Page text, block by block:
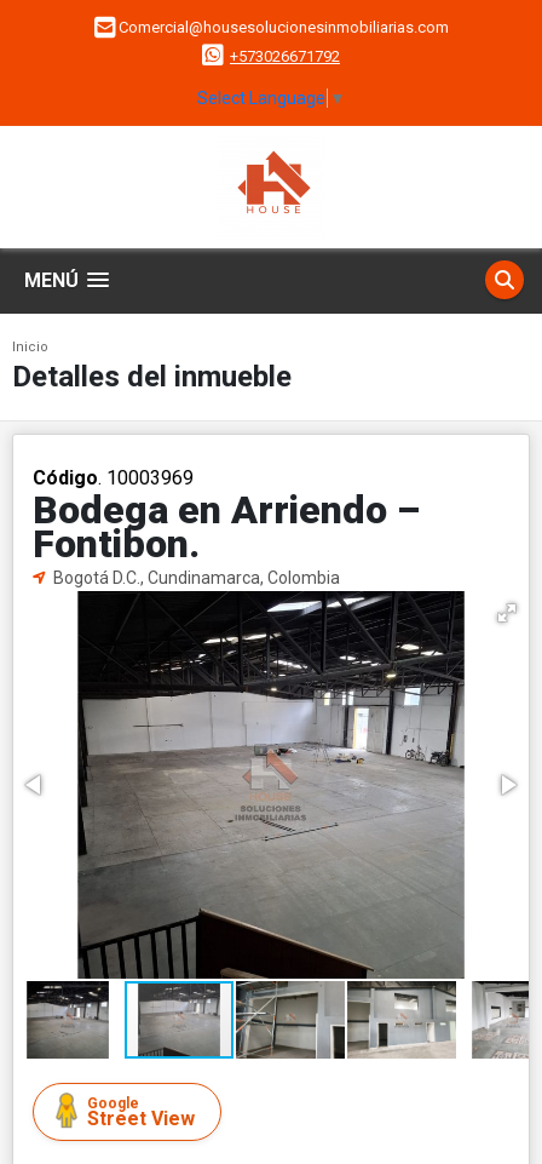
Comercial@housesolucionesinmobiliarias.com
+573026671792
Select Language ▼
MENÚ
Inicio
Detalles del inmueble
Código. 10003969
Bodega en Arriendo –
Fontibon.
Bogotá D.C., Cundinamarca, Colombia
Google
Street View